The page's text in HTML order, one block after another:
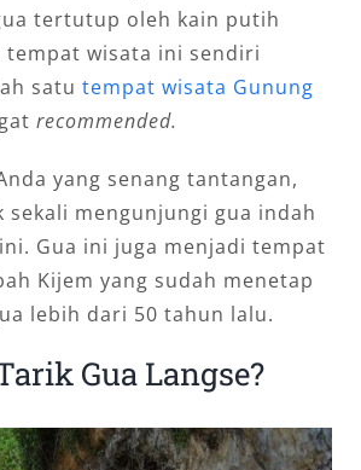
tertutup oleh kain putih
tempat wisata ini sendiri
satu tempat wisata Gunung
recommended.
yang senang tantangan,
sekali mengunjungi gua indah
Gua ini juga menjadi tempat
Kijem yang sudah menetap
lebih dari 50 tahun lalu.
Gua Langse?